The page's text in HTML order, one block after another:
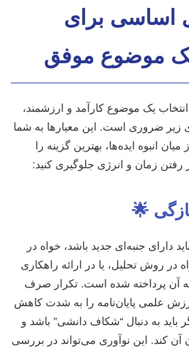
اساسی برای
یک موضوع موفق
انتخاب یک موضوع کارآمد و ارزشمند،
زیر ضروری است. این معیارها به شما
انبوه ایده‌ها، بهترین گزینه را
رفتن زمان و انرژی جلوگیری کنید:
🌟
دارای جنبه‌ای جدید باشد، خواه در
در روش تحلیل، یا در ارائه راهکاری
آن پرداخته شده است. تکرار صرف
علمی پایان‌نامه را به شدت کاهش
به دنبال “شکاف دانشی” باشد و
کند. این نوآوری می‌تواند در بررسی